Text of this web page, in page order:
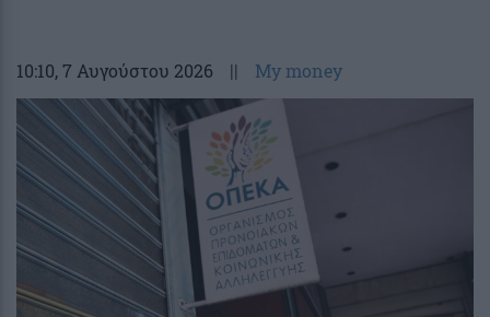
10:10, 7 Αυγούστου 2026 || My money